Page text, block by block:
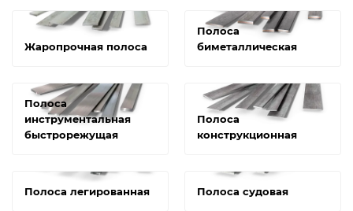
Жаропрочная полоса
Полоса
биметаллическая
Полоса
инструментальная
быстрорежущая
Полоса
конструкционная
Полоса легированная Полоса судовая